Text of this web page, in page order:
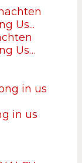
Us…
in us